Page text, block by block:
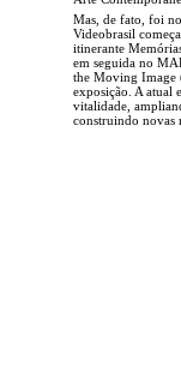
Mas, de fato, foi
Videobrasil
itinerante
em seguida no
the Moving Image
exposição. A atual
vitalidade,
construindo novas